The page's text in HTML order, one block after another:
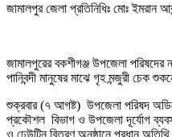
জামালপুর জেলা প্রতিনিধিঃ মোঃ ইমরান
জামালপুরের বকশীগঞ্জ উপজেলা পরিষদের
পানিবন্দী মানুষের মাঝে গৃহ মন্জুরী চেক
শুক্রবার (৭ আগষ্ট) উপজেলা পরিষদ
প্রকৌশল বিভাগ ও উপজেলা দূর্যোগ
ও ঢেউটিন বিতরণ অনুষ্ঠানে প্রধান